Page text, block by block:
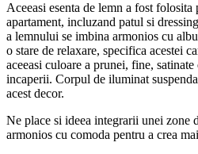
Aceeasi esenta de lemn a fost
apartament, incluzand patul si
a lemnului se imbina armonios cu
o stare de relaxare, specifica acestei
aceeasi culoare a prunei, fine,
incaperii. Corpul de iluminat
acest decor.
Ne place si ideea integrarii unei zone
armonios cu comoda pentru a crea